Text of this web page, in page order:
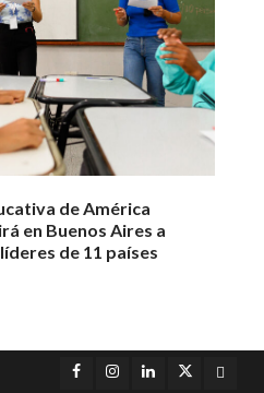
de América
en Buenos Aires a
de 11 países
Facebook
Instagram
LinkedInTwitter